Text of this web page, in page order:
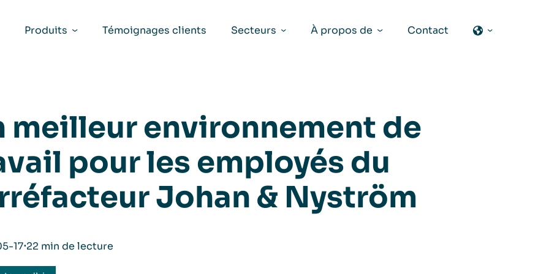
Produits
Témoignages clients Secteurs À propos de Contact
meilleur environnement de
pour les employés du
Johan & Nyström
17⋅22 min de lecture